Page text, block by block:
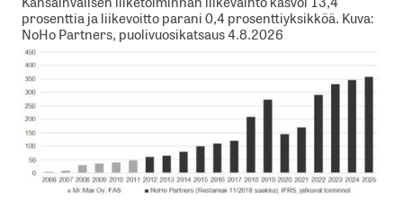
prosenttia ja liikevoitto parani 0,4 prosenttiyksikköä. Kuva:
NoHo Partners, puolivuosikatsaus 4.8.2026